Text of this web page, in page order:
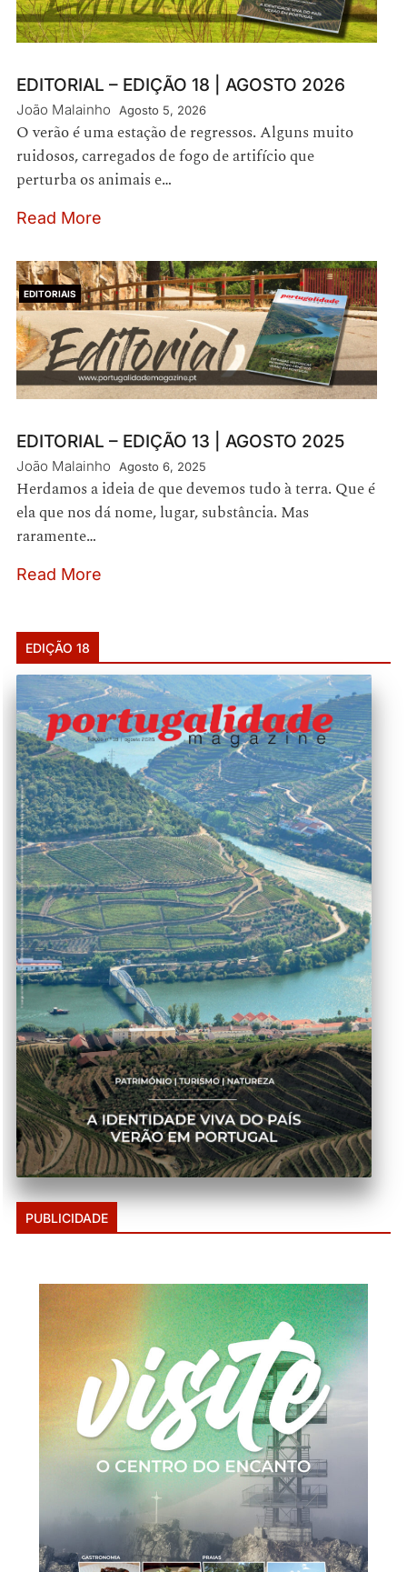
EDITORIAL – EDIÇÃO 18 | AGOSTO 2026
João Malainho Agosto 5, 2026
O verão é uma estação de regressos. Alguns muito
ruidosos, carregados de fogo de artifício que
perturba os animais e…
Read More
EDITORIAIS
EDITORIAL – EDIÇÃO 13 | AGOSTO 2025
João Malainho Agosto 6, 2025
Herdamos a ideia de que devemos tudo à terra. Que é
ela que nos dá nome, lugar, substância. Mas
raramente…
Read More
EDIÇÃO 18
PUBLICIDADE